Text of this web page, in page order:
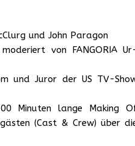
und John Paragon
von FANGORIA
und Juror der US TV-
Minuten lange Making
(Cast & Crew) über